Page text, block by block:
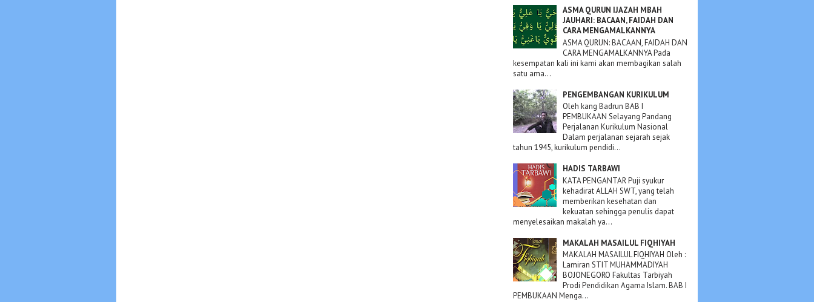
ASMA QURUN IJAZAH MBAH
JAUHARI: BACAAN, FAIDAH DAN
CARA MENGAMALKANNYA
ASMA QURUN: BACAAN, FAIDAH DAN
CARA MENGAMALKANNYA Pada
kesempatan kali ini kami akan membagikan salah
satu ama...
PENGEMBANGAN KURIKULUM
Oleh kang Badrun BAB I
PEMBUKAAN Selayang Pandang
Perjalanan Kurikulum Nasional
Dalam perjalanan sejarah sejak
tahun 1945, kurikulum pendidi...
HADIS TARBAWI
KATA PENGANTAR Puji syukur
kehadirat ALLAH SWT, yang telah
memberikan kesehatan dan
kekuatan sehingga penulis dapat
menyelesaikan makalah ya...
MAKALAH MASAILUL FIQHIYAH
MAKALAH MASAILUL FIQHIYAH Oleh :
Lamiran STIT MUHAMMADIYAH
BOJONEGORO Fakultas Tarbiyah
Prodi Pendidikan Agama Islam. BAB I
PEMBUKAAN Menga...